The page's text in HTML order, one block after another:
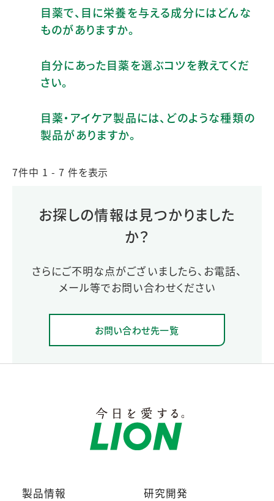
目薬で、目に栄養を与える成分にはどんな
ものがありますか。
自分にあった目薬を選ぶコツを教えてくだ
さい。
目薬・アイケア製品には、どのような種類の
製品がありますか。
7件中 1 - 7 件を表示
お探しの情報は見つかりました
か？
さらにご不明な点がございましたら、お電話、
メール等でお問い合わせください
お問い合わせ先一覧
製品情報 研究開発